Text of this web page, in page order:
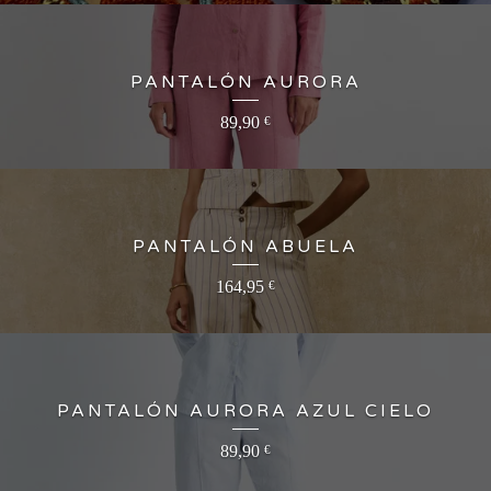
PANTALÓN AURORA
89,90 €
PANTALÓN ABUELA
164,95 €
PANTALÓN AURORA AZUL CIELO
89,90 €